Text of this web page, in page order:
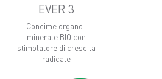
EVER 3
Concime organo-
minerale BIO con
stimolatore di crescita
radicale